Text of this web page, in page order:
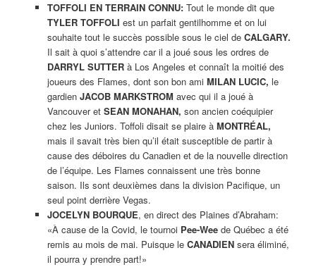
TOFFOLI EN TERRAIN CONNU:Tout le monde dit que
TYLER TOFFOLI est un parfait gentilhomme et on lui
souhaite tout le succès possible sous le ciel de CALGARY.
Il sait à quoi s’attendre car il a joué sous les ordres de
DARRYL SUTTERà Los Angeles et connaît la moitié des
joueurs des Flames, dont son bon ami MILAN LUCIC, le
gardien JACOB MARKSTROM avec qui il a joué à
Vancouver et SEAN MONAHAN, son ancien coéquipier
chez les Juniors. Toffoli disait se plaire à MONTRÉAL,
mais il savait très bien qu’il était susceptible de partir à
cause des déboires du Canadien et de la nouvelle direction
de l’équipe. Les Flames connaissent une très bonne
saison. Ils sont deuxièmes dans la division Pacifique, un
seul point derrière Vegas.
JOCELYN BOURQUE, en direct des Plaines d’Abraham:
«À cause de la Covid, le tournoi Pee-Weede Québec a été
remis au mois de mai. Puisque le CANADIENsera éliminé,
il pourra y prendre part!»